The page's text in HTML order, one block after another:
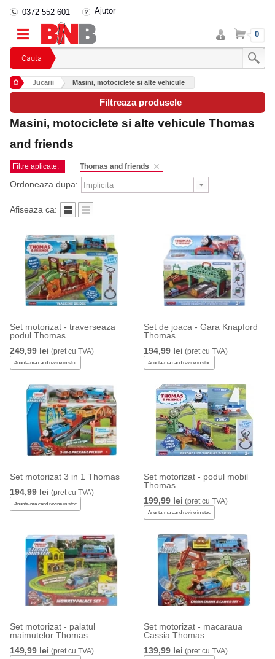
Cauta
0372 552 601 Ajutor
Intra
in
cont
Cos 0
Jucarii Masini, motociclete si alte vehicule
Filtreaza produsele
Masini, motociclete si alte vehicule Thomas
and friends
Filtre aplicate: Thomas and friends
Ordoneaza dupa:
Afiseaza ca:
Set motorizat - traverseaza
podul Thomas
249,99 lei (pret cu TVA)
Anunta-ma cand revine in stoc
Set de joaca - Gara Knapford
Thomas
194,99 lei (pret cu TVA)
Anunta-ma cand revine in stoc
Set motorizat 3 in 1 Thomas
194,99 lei (pret cu TVA)
Anunta-ma cand revine in stoc
Set motorizat - podul mobil
Thomas
199,99 lei (pret cu TVA)
Anunta-ma cand revine in stoc
Set motorizat - palatul
maimutelor Thomas
149,99 lei (pret cu TVA)
Set motorizat - macaraua
Cassia Thomas
139,99 lei (pret cu TVA)